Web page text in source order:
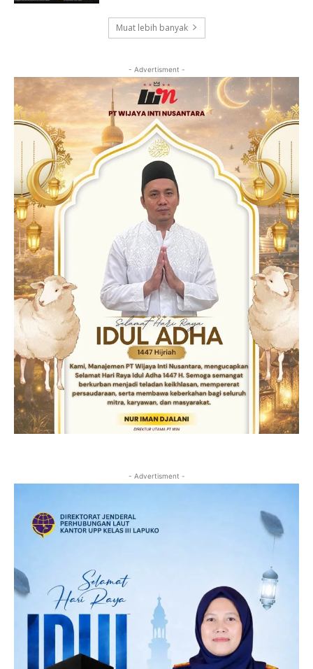
Muat lebih banyak
- Advertisment -
- Advertisment -